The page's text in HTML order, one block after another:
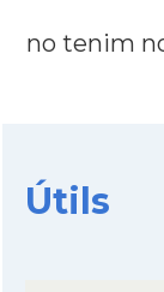
no tenim
Útils